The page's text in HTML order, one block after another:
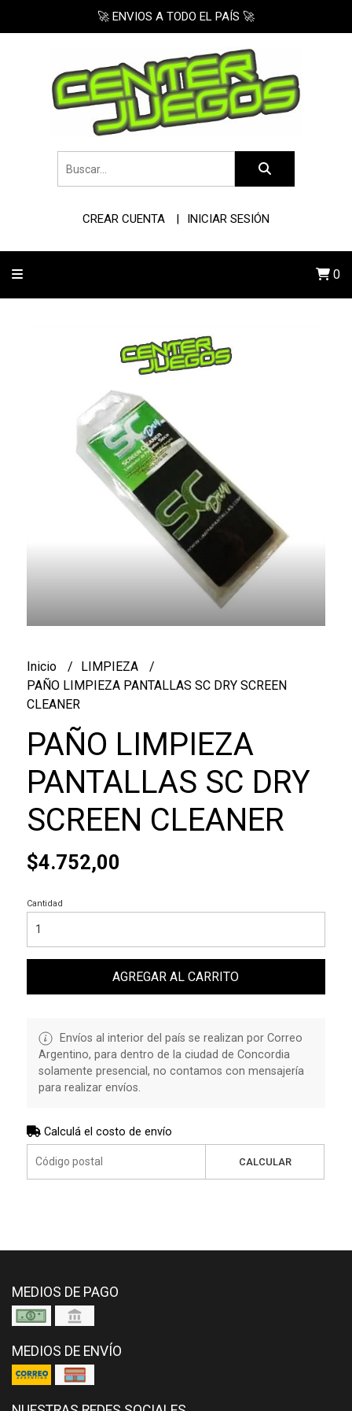
🚀 ENVIOS A TODO EL PAÍS 🚀
CREAR CUENTA INICIAR SESIÓN
0
Inicio
LIMPIEZA
PAÑO LIMPIEZA PANTALLAS SC DRY SCREEN
CLEANER
PAÑO LIMPIEZA
PANTALLAS SC DRY
SCREEN CLEANER
$4.752,00
Cantidad
AGREGAR AL CARRITO
Envíos al interior del país se realizan por Correo
Argentino, para dentro de la ciudad de Concordia
solamente presencial, no contamos con mensajería
para realizar envíos.
Calculá el costo de envío
CALCULAR
MEDIOS DE PAGO
MEDIOS DE ENVÍO